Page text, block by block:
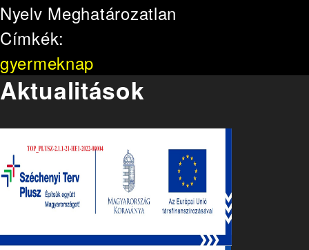
Nyelv Meghatározatlan
Címkék:
gyermeknap
Aktualitások